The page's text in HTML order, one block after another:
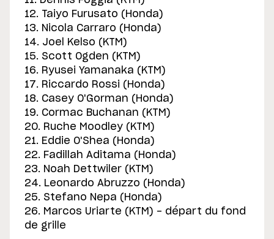
12. Taiyo Furusato (Honda)
13. Nicola Carraro (Honda)
14. Joel Kelso (KTM)
15. Scott Ogden (KTM)
16. Ryusei Yamanaka (KTM)
17. Riccardo Rossi (Honda)
18. Casey O'Gorman (Honda)
19. Cormac Buchanan (KTM)
20. Ruche Moodley (KTM)
21. Eddie O'Shea (Honda)
22. Fadillah Aditama (Honda)
23. Noah Dettwiler (KTM)
24. Leonardo Abruzzo (Honda)
25. Stefano Nepa (Honda)
26. Marcos Uriarte (KTM) - départ du fond
de grille